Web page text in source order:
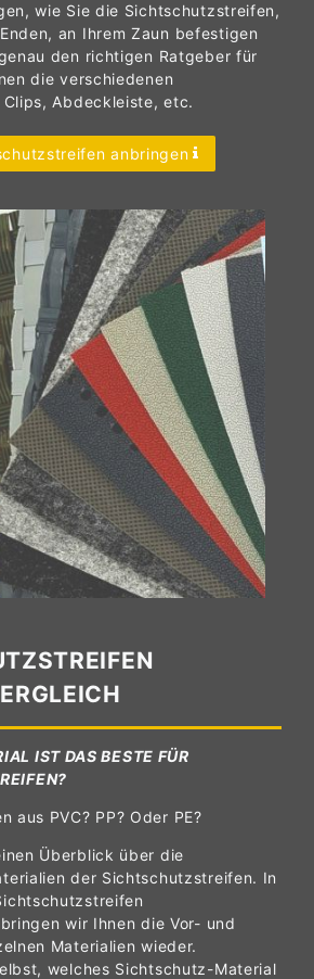
wie Sie die Sichtschutzstreifen,
an Ihrem Zaun befestigen
den richtigen Ratgeber für
die verschiedenen
Abdeckleiste, etc.
anbringen
IST DAS BESTE FÜR
aus PVC? PP? Oder PE?
Überblick über die
der Sichtschutzstreifen. In
wir Ihnen die Vor- und
Materialien wieder.
welches Sichtschutz-Material